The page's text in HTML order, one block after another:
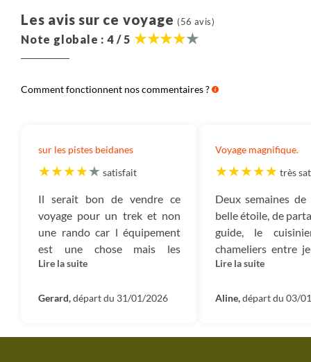
Les avis sur ce voyage (56 avis)
Note globale : 4 / 5
Comment fonctionnent nos commentaires ?
sur les pistes beidanes
satisfait
Il serait bon de vendre ce
voyage pour un trek et non
une rando car l équipement
est une chose mais les
conditions physiques une
m'avoir permis de vaquer à
Lire la suite
Gerard,départ du 31/01/2026
Voyage magnifique.
très
Deux semaines
belle étoile, de
guide, le
chameliers entre
au prêt du feu.
chameau à ne pas
Lire la suite
Aline,départ du 03/